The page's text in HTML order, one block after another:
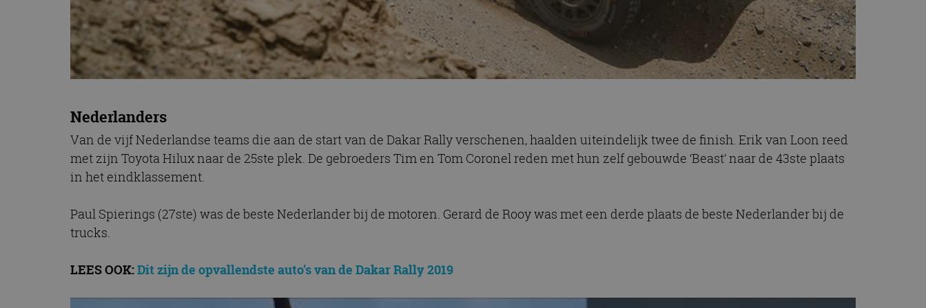
Nederlanders
Van de vijf Nederlandse teams die aan de start van de Dakar Rally verschenen, haalden uiteindelijk twee de finish. Erik van Loon reed
met zijn Toyota Hilux naar de 25ste plek. De gebroeders Tim en Tom Coronel reden met hun zelf gebouwde ‘Beast’ naar de 43ste plaats
in het eindklassement.
Paul Spierings (27ste) was de beste Nederlander bij de motoren. Gerard de Rooy was met een derde plaats de beste Nederlander bij de
trucks.
LEES OOK:Dit zijn de opvallendste auto’s van de Dakar Rally 2019